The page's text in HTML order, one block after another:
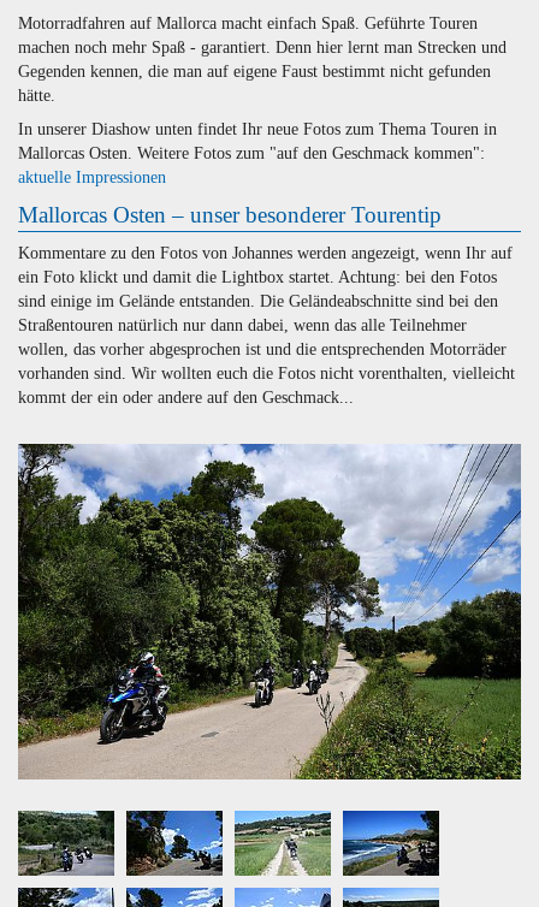
Motorradfahren auf Mallorca macht einfach Spaß. Geführte Touren
machen noch mehr Spaß - garantiert. Denn hier lernt man Strecken und
Gegenden kennen, die man auf eigene Faust bestimmt nicht gefunden
hätte.
In unserer Diashow unten findet Ihr neue Fotos zum Thema Touren in
Mallorcas Osten. Weitere Fotos zum "auf den Geschmack kommen":
aktuelle Impressionen
Mallorcas Osten – unser besonderer Tourentip
Kommentare zu den Fotos von Johannes werden angezeigt, wenn Ihr auf
ein Foto klickt und damit die Lightbox startet. Achtung: bei den Fotos
sind einige im Gelände entstanden. Die Geländeabschnitte sind bei den
Straßentouren natürlich nur dann dabei, wenn das alle Teilnehmer
wollen, das vorher abgesprochen ist und die entsprechenden Motorräder
vorhanden sind. Wir wollten euch die Fotos nicht vorenthalten, vielleicht
kommt der ein oder andere auf den Geschmack...